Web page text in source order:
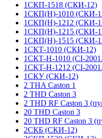
1СКП-1518 (СКИ-12)
1СКП(Н)-1010 (СКИ-
1СКП(Н)-1212 (СКИ-
1СКП(Н)-1215 (СКИ-
1СКП(Н)-1515 (СКИ-
1СКТ-1010 (СКИ-12)
1СКТ-Н-1010 (CI-
1СКТ-Н-1212 (CI-
1СКУ (СКИ-12)
2 THA Caston 1
2 THD Caston 3
2 THD RF Caston 3
20 THD Caston 3
20 THD RF Caston 3
2СКБ (СКИ-12)